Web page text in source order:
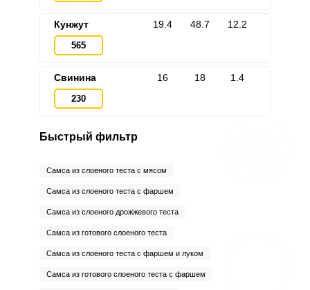
Кунжут
565
19.4 48.7 12.2
Свинина
230
16 18 1.4
Быстрый фильтр
Самса из слоеного теста с мясом
Самса из слоеного теста с фаршем
Самса из слоеного дрожжевого теста
Самса из готового слоеного теста
Самса из слоеного теста с фаршем и луком
Самса из готового слоеного теста с фаршем